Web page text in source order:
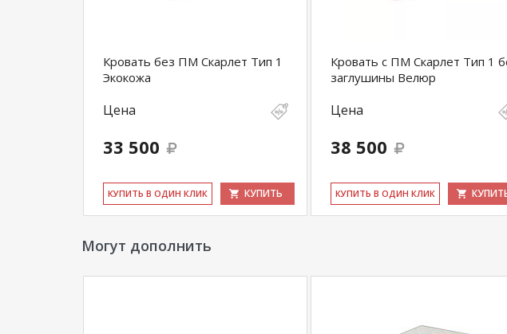
Кровать без ПМ Скарлет Тип 1
Экокожа
Цена
33 500
КУ­ПИТЬ В ОДИН КЛИК КУПИТЬ
Кровать с ПМ Скарлет Тип 1
заглушины Велюр
Цена
38 500
КУ­ПИТЬ В ОДИН КЛИК
Могут дополнить